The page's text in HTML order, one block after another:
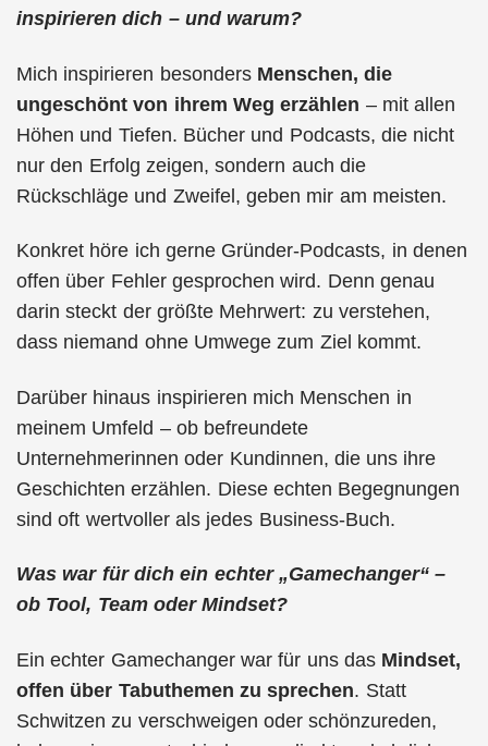
inspirieren dich – und warum?
Mich inspirieren besonders Menschen, die
ungeschönt von ihrem Weg erzählen – mit allen
Höhen und Tiefen. Bücher und Podcasts, die nicht
nur den Erfolg zeigen, sondern auch die
Rückschläge und Zweifel, geben mir am meisten.
Konkret höre ich gerne Gründer-Podcasts, in denen
offen über Fehler gesprochen wird. Denn genau
darin steckt der größte Mehrwert: zu verstehen,
dass niemand ohne Umwege zum Ziel kommt.
Darüber hinaus inspirieren mich Menschen in
meinem Umfeld – ob befreundete
Unternehmerinnen oder Kundinnen, die uns ihre
Geschichten erzählen. Diese echten Begegnungen
sind oft wertvoller als jedes Business-Buch.
Was war für dich ein echter „Gamechanger“ –
ob Tool, Team oder Mindset?
Ein echter Gamechanger war für uns das Mindset,
offen über Tabuthemen zu sprechen. Statt
Schwitzen zu verschweigen oder schönzureden,